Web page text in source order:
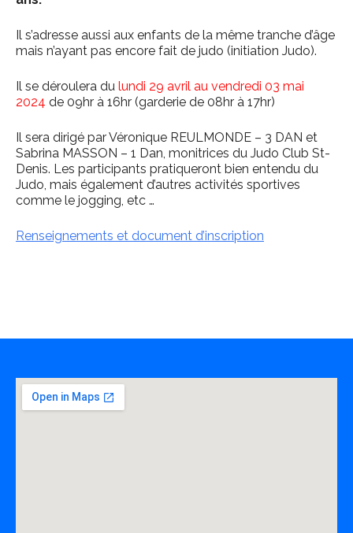
Il s’adresse aussi aux enfants de la même tranche d’âge
mais n’ayant pas encore fait de judo (initiation Judo).
Il se déroulera du lundi 29 avril au vendredi 03 mai
2024 de 09hr à 16hr (garderie de 08hr à 17hr)
Il sera dirigé par Véronique REULMONDE – 3 DAN et
Sabrina MASSON – 1 Dan, monitrices du Judo Club St-
Denis. Les participants pratiqueront bien entendu du
Judo, mais également d’autres activités sportives
comme le jogging, etc …
Renseignements et document d’inscription